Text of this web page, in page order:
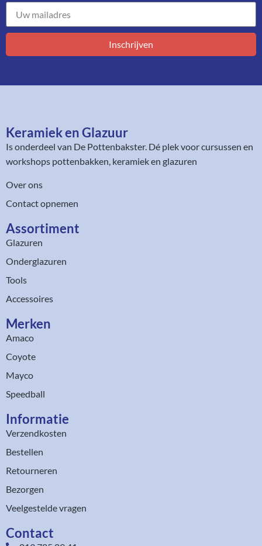
Inschrijven
Keramiek en Glazuur​
Is onderdeel van De Pottenbakster. Dé plek voor cursussen en
workshops pottenbakken, keramiek en glazuren
Over ons
Contact opnemen
Assortiment​
Glazuren
Onderglazuren
Tools
Accessoires
Merken
Amaco
Coyote
Mayco
Speedball
Informatie
Verzendkosten
Bestellen
Retourneren
Bezorgen
Veelgestelde vragen
Contact